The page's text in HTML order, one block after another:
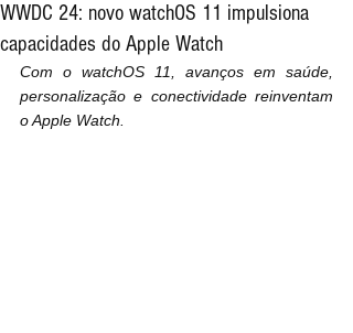
WWDC 24: novo watchOS 11 impulsiona
capacidades do Apple Watch
Com o watchOS 11, avanços em saúde,
personalização e conectividade reinventam
o Apple Watch.